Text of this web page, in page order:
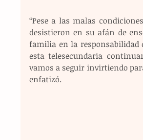
“Pese a las malas
desistieron en su afán de
familia en la responsabilidad
esta telesecundaria
vamos a seguir invirtiendo
enfatizó.